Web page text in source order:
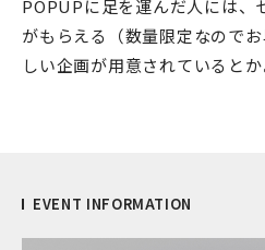
POPUPに足を運んだ人には、
がもらえる（数量限定なので
しい企画が用意されているとか
EVENT INFORMATION